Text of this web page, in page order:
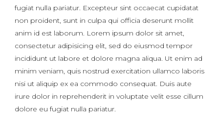
fugiat nulla pariatur. Excepteur sint occaecat cupidatat
non proident, sunt in culpa qui officia deserunt mollit
anim id est laborum. Lorem ipsum dolor sit amet,
consectetur adipisicing elit, sed do eiusmod tempor
incididunt ut labore et dolore magna aliqua. Ut enim ad
minim veniam, quis nostrud exercitation ullamco laboris
nisi ut aliquip ex ea commodo consequat. Duis aute
irure dolor in reprehenderit in voluptate velit esse cillum
dolore eu fugiat nulla pariatur.